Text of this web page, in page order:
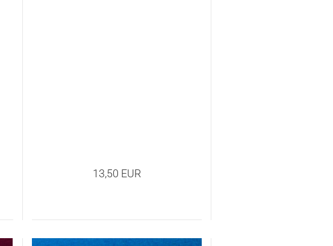
13,50 EUR